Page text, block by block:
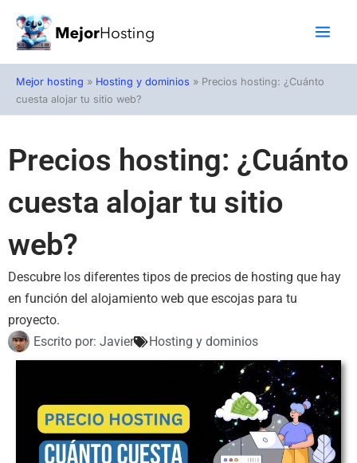
contenido
Mejor hosting » Hosting y dominios » Precios hosting: ¿Cuánto
cuesta alojar tu sitio web?
Precios hosting: ¿Cuánto
cuesta alojar tu sitio
web?
Descubre los diferentes tipos de precios de hosting que hay
en función del alojamiento web que escojas para tu
proyecto.
Escrito por: Javier Hosting y dominios